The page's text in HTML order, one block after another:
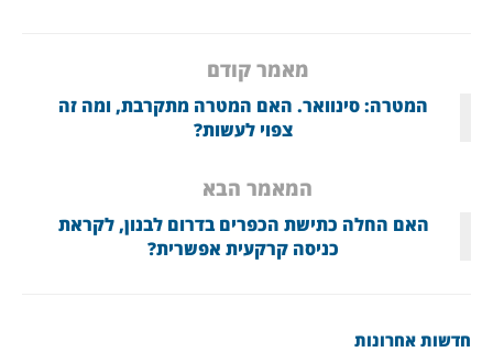
מאמר קודם
המטרה: סינוואר. האם המטרה מתקרבת, ומה זה
צפוי לעשות?
המאמר הבא
האם החלה כתישת הכפרים בדרום לבנון, לקראת
כניסה קרקעית אפשרית?
חדשות אחרונות